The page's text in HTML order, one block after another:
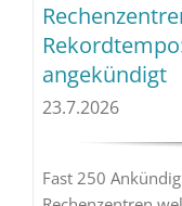
angekündigt
23.7.2026
Fast 250